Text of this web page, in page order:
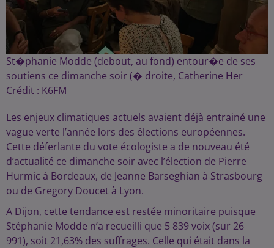
St�phanie Modde (debout, au fond) entour�e de ses
soutiens ce dimanche soir (� droite, Catherine Her
Crédit : K6FM
Les enjeux climatiques actuels avaient déjà entrainé une
vague verte l’année lors des élections européennes.
Cette déferlante du vote écologiste a de nouveau été
d’actualité ce dimanche soir avec l’élection de Pierre
Hurmic à Bordeaux, de Jeanne Barseghian à Strasbourg
ou de Gregory Doucet à Lyon.
A Dijon, cette tendance est restée minoritaire puisque
Stéphanie Modde n’a recueilli que 5 839 voix (sur 26
991), soit 21,63% des suffrages. Celle qui était dans la